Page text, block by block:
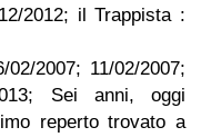
il Trappista :
11/02/2007;
Sei anni, oggi
reperto trovato a